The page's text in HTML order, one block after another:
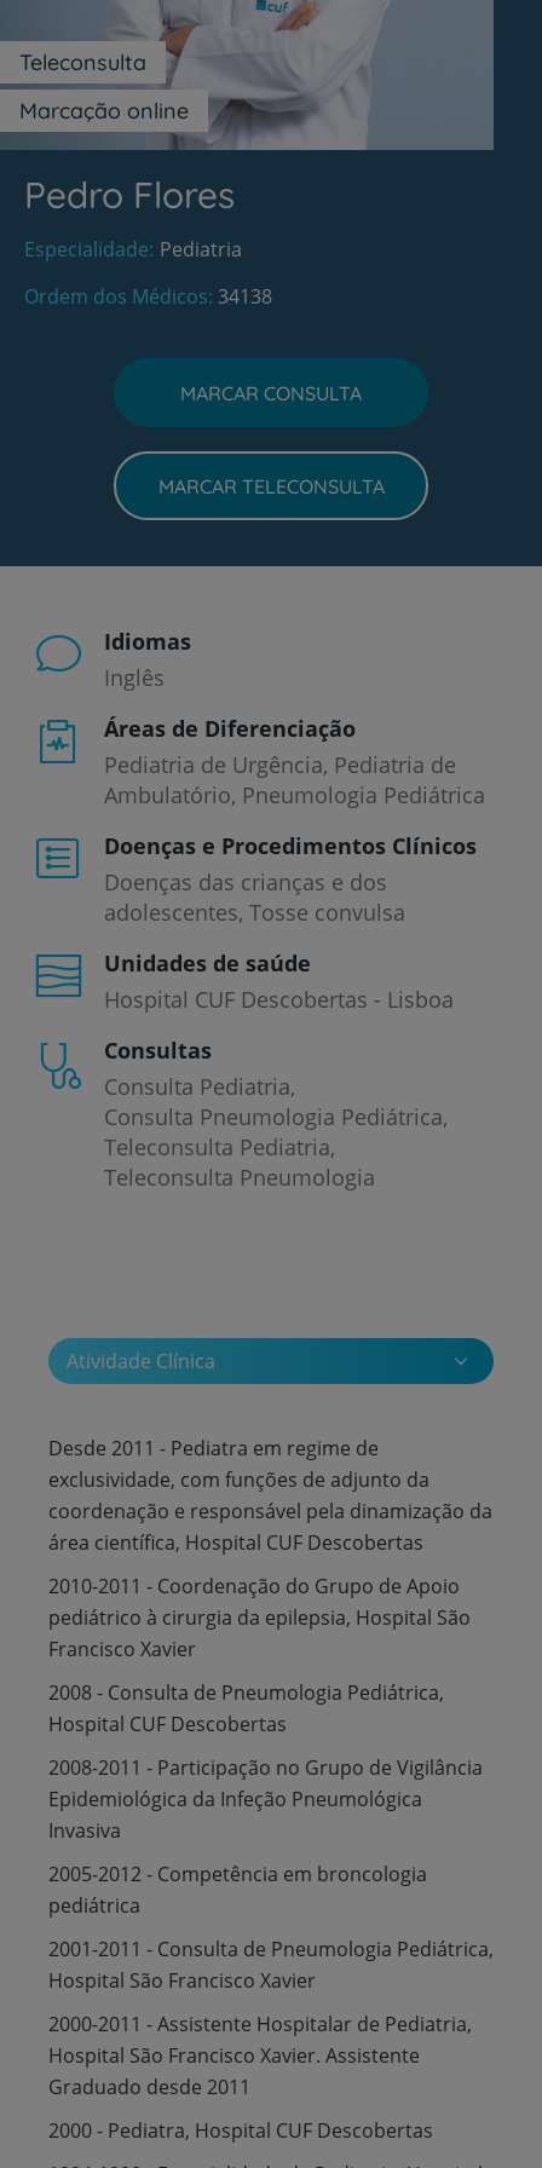
Marcação online
Teleconsulta
Pedro Flores
Especialidade Pediatria
Ordem dos Médicos 34138
MARCAR CONSULTA
MARCAR TELECONSULTA
Idiomas
Inglês
Áreas de Diferenciação
Pediatria de Urgência, Pediatria de
Ambulatório, Pneumologia Pediátrica
Doenças e Procedimentos Clínicos
Doenças das crianças e dos
adolescentes Tosse convulsa
Unidades de saúde
Hospital CUF Descobertas - Lisboa
Consultas
Consulta Pediatria
Consulta Pneumologia Pediátrica
Teleconsulta Pediatria
Teleconsulta Pneumologia
Atividade Clínica
Desde 2011 - Pediatra em regime de
exclusividade, com funções de adjunto da
coordenação e responsável pela dinamização da
área científica, Hospital CUF Descobertas
2010-2011 - Coordenação do Grupo de Apoio
pediátrico à cirurgia da epilepsia, Hospital São
Francisco Xavier
2008 - Consulta de Pneumologia Pediátrica,
Hospital CUF Descobertas
2008-2011 - Participação no Grupo de Vigilância
Epidemiológica da Infeção Pneumológica
Invasiva
2005-2012 - Competência em broncologia
pediátrica
2001-2011 - Consulta de Pneumologia Pediátrica,
Hospital São Francisco Xavier
2000-2011 - Assistente Hospitalar de Pediatria,
Hospital São Francisco Xavier. Assistente
Graduado desde 2011
2000 - Pediatra, Hospital CUF Descobertas